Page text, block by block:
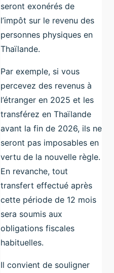
seront exonérés de
l’impôt sur le revenu des
personnes physiques en
Thaïlande.
Par exemple, si vous
percevez des revenus à
l’étranger en 2025 et les
transférez en Thaïlande
avant la fin de 2026, ils ne
seront pas imposables en
vertu de la nouvelle règle.
En revanche, tout
transfert effectué après
cette période de 12 mois
sera soumis aux
obligations fiscales
habituelles.
Il convient de souligner